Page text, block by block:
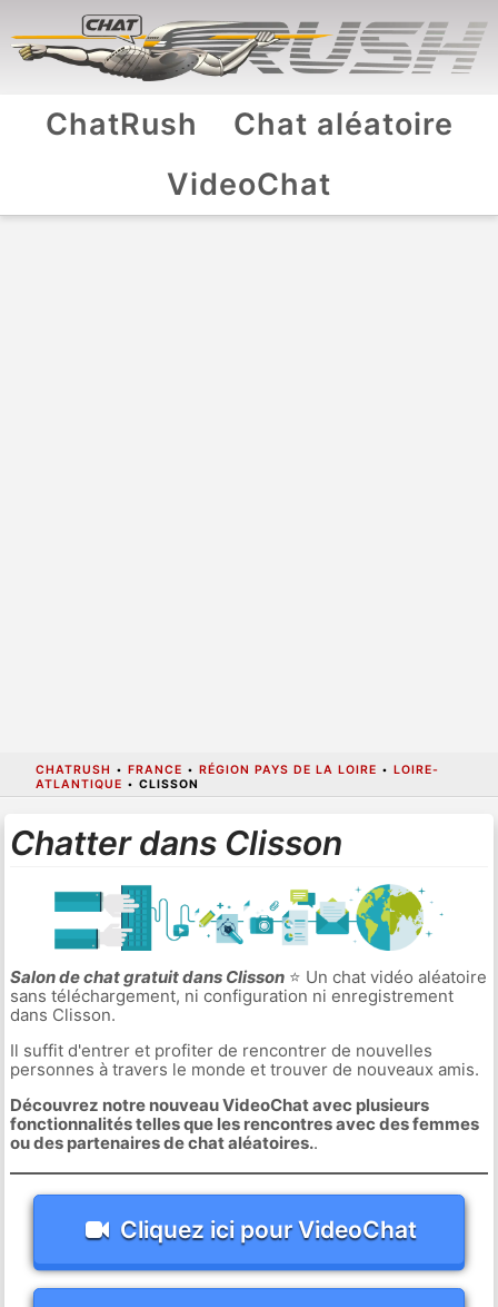
ChatRush
Chat aléatoire
VideoChat
CHATRUSH • FRANCE • RÉGION PAYS DE LA LOIRE • LOIRE-
ATLANTIQUE • CLISSON
Chatter dans Clisson
Salon de chat gratuit dans Clisson⭐ Un chat vidéo aléatoire
sans téléchargement, ni configuration ni enregistrement
dans Clisson.
Il suffit d'entrer et profiter de rencontrer de nouvelles
personnes à travers le monde et trouver de nouveaux amis.
Découvrez notre nouveau VideoChat avec plusieurs
fonctionnalités telles que les rencontres avec des femmes
ou des partenaires de chat aléatoires..
Cliquez ici pour VideoChat